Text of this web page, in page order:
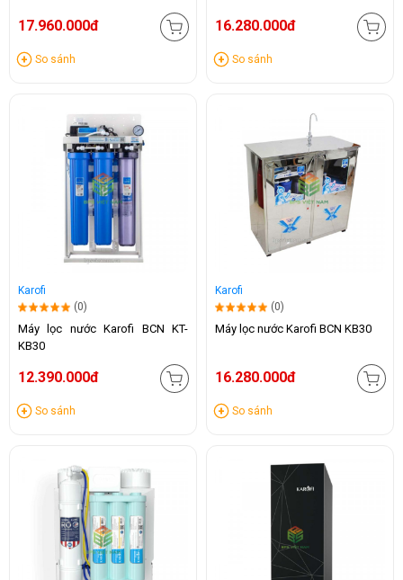
17.960.000đ
So sánh
16.280.000đ
So sánh
Karofi
(0)
Máy lọc nước Karofi BCN KT-
KB30
12.390.000đ
So sánh
Karofi
(0)
Máy lọc nước Karofi BCN KB30
16.280.000đ
So sánh